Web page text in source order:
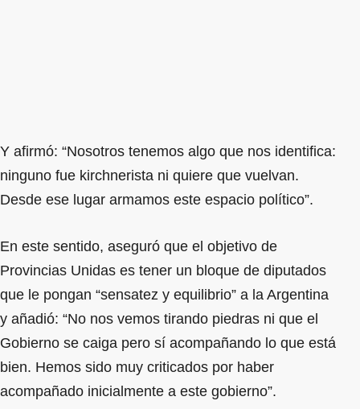
Y afirmó: “Nosotros tenemos algo que nos identifica:
ninguno fue kirchnerista ni quiere que vuelvan.
Desde ese lugar armamos este espacio político”.
En este sentido, aseguró que el objetivo de
Provincias Unidas es tener un bloque de diputados
que le pongan “sensatez y equilibrio” a la Argentina
y añadió: “No nos vemos tirando piedras ni que el
Gobierno se caiga pero sí acompañando lo que está
bien. Hemos sido muy criticados por haber
acompañado inicialmente a este gobierno”.